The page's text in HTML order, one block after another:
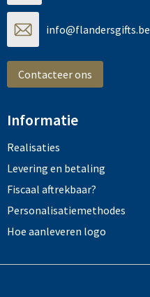
info@flandersgifts.be
Contacteer ons
Informatie
Realisaties
Levering en betaling
Fiscaal aftrekbaar?
Personalisatiemethodes
Hoe aanleveren logo